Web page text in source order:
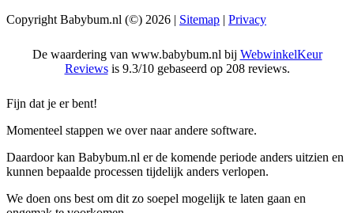
Copyright Babybum.nl (©) 2026 | Sitemap | Privacy
De waardering van www.babybum.nl bij WebwinkelKeur
Reviewsis 9.3/10 gebaseerd op 208 reviews.
Fijn dat je er bent!
Momenteel stappen we over naar andere software.
Daardoor kan Babybum.nl er de komende periode anders uitzien en
kunnen bepaalde processen tijdelijk anders verlopen.
We doen ons best om dit zo soepel mogelijk te laten gaan en